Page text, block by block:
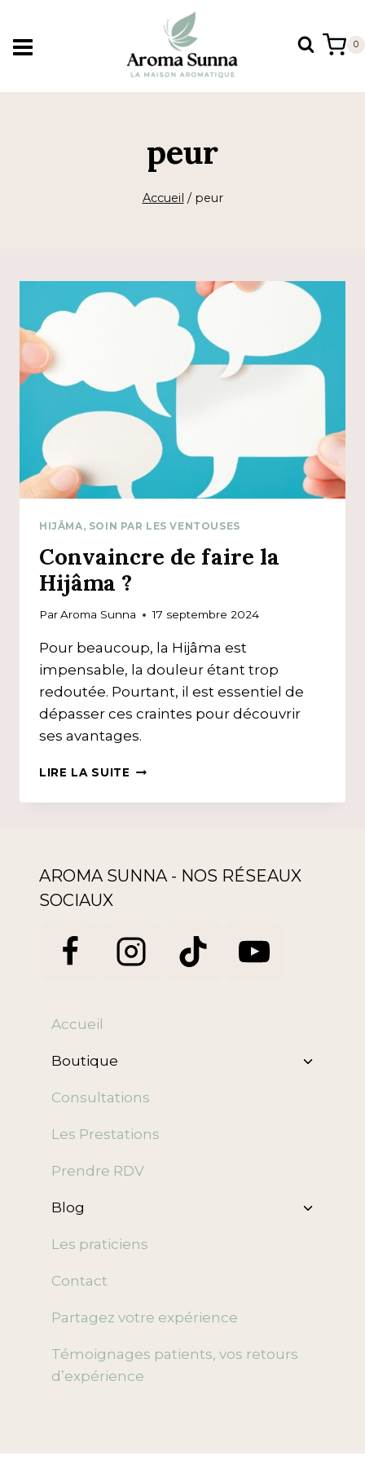
contenu
0
peur
Accueil / peur
HIJÂMA, SOIN PAR LES VENTOUSES
Convaincre de faire la
Hijâma ?
ParAroma Sunna 17 septembre 2024
Pour beaucoup, la Hijâma est
impensable, la douleur étant trop
redoutée. Pourtant, il est essentiel de
dépasser ces craintes pour découvrir
ses avantages.
LIRE LA SUITE CONVAINCRE
FAIRE
AROMA SUNNA - NOS RÉSEAUX
SOCIAUX
Accueil
Boutique
Ouvrir/
Consultations
Les Prestations
Prendre RDV
Blog
Ouvrir/
Les praticiens
Contact
Partagez votre expérience
Témoignages patients, vos retours
d’expérience